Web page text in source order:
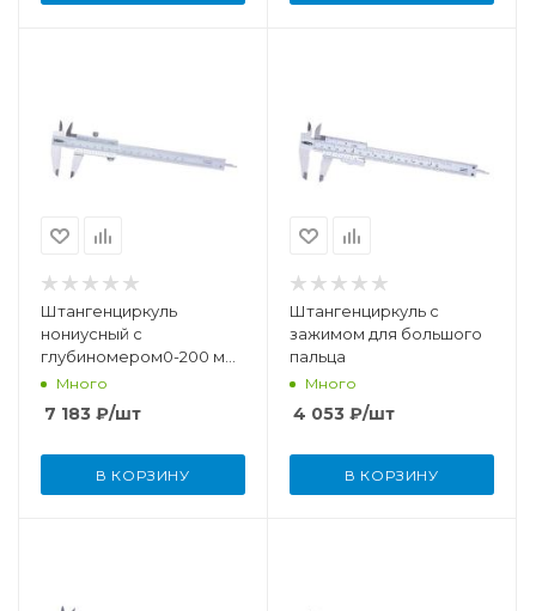
Штангенциркуль
нониусный с
глубиномером0-200 мм
(0,02 мм)
Много
7 183 ₽/шт
В КОРЗИНУ
Штангенциркуль с
зажимом для большого
пальца
Много
4 053 ₽/шт
В КОРЗИНУ